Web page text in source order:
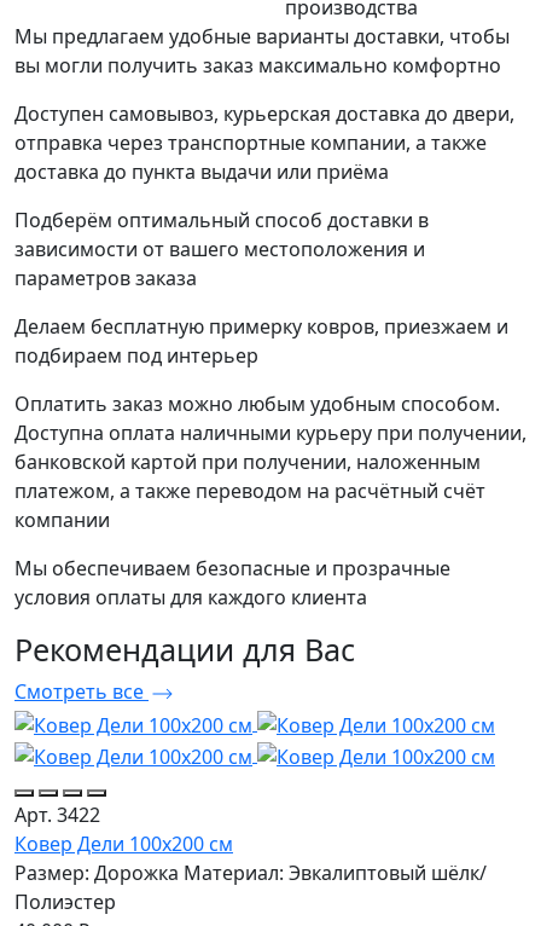
производства
Мы предлагаем удобные варианты доставки, чтобы
вы могли получить заказ максимально комфортно
Доступен самовывоз, курьерская доставка до двери,
отправка через транспортные компании, а также
доставка до пункта выдачи или приёма
Подберём оптимальный способ доставки в
зависимости от вашего местоположения и
параметров заказа
Делаем бесплатную примерку ковров, приезжаем и
подбираем под интерьер
Оплатить заказ можно любым удобным способом.
Доступна оплата наличными курьеру при получении,
банковской картой при получении, наложенным
платежом, а также переводом на расчётный счёт
компании
Мы обеспечиваем безопасные и прозрачные
условия оплаты для каждого клиента
Рекомендации для Вас
Смотреть все
Арт. 3422
Ковер Дели 100х200 см
Размер: Дорожка Материал: Эвкалиптовый шёлк/
Полиэстер